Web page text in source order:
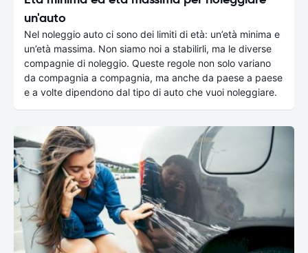
un'auto
Nel noleggio auto ci sono dei limiti di età: un’età minima e
un’età massima. Non siamo noi a stabilirli, ma le diverse
compagnie di noleggio. Queste regole non solo variano
da compagnia a compagnia, ma anche da paese a paese
e a volte dipendono dal tipo di auto che vuoi noleggiare.